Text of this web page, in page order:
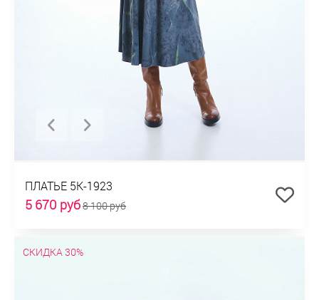
ПЛАТЬЕ 5К-1923
5 670 руб8 100 руб
СКИДКА 30%